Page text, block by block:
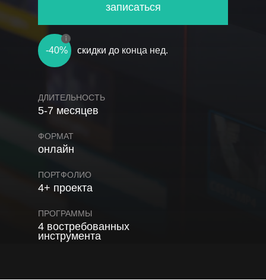
записаться
-40% скидки до конца нед.
5-7 месяцев
ДЛИТЕЛЬНОСТЬ
онлайн
ФОРМАТ
4+ проекта
ПОРТФОЛИО
4 востребованных
инструмента
ПРОГРАММЫ